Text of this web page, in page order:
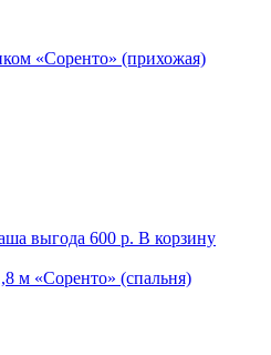
«Соренто» (прихожая)
выгода 600 р. В корзину
м «Соренто» (спальня)